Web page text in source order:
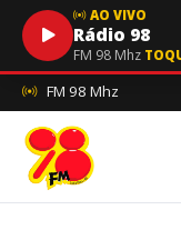
AO VIVO
Rádio 98
FM 98 Mhz
FM 98 Mhz